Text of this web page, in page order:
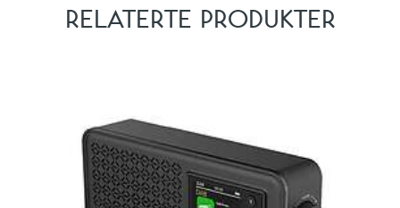
RELATERTE PRODUKTER